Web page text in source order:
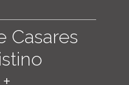
LOGIN
Casares